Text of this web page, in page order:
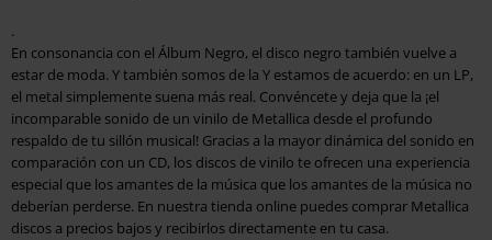
.
En consonancia con el Álbum Negro, el disco negro también vuelve a
estar de moda. Y también somos de la Y estamos de acuerdo: en un LP,
el metal simplemente suena más real. Convéncete y deja que la ¡el
incomparable sonido de un vinilo de Metallica desde el profundo
respaldo de tu sillón musical! Gracias a la mayor dinámica del sonido en
comparación con un CD, los discos de vinilo te ofrecen una experiencia
especial que los amantes de la música que los amantes de la música no
deberían perderse. En nuestra tienda online puedes comprar Metallica
discos a precios bajos y recibirlos directamente en tu casa.